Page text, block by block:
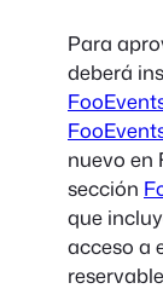
Para
deberá
nuevo en
sección
que
acceso a